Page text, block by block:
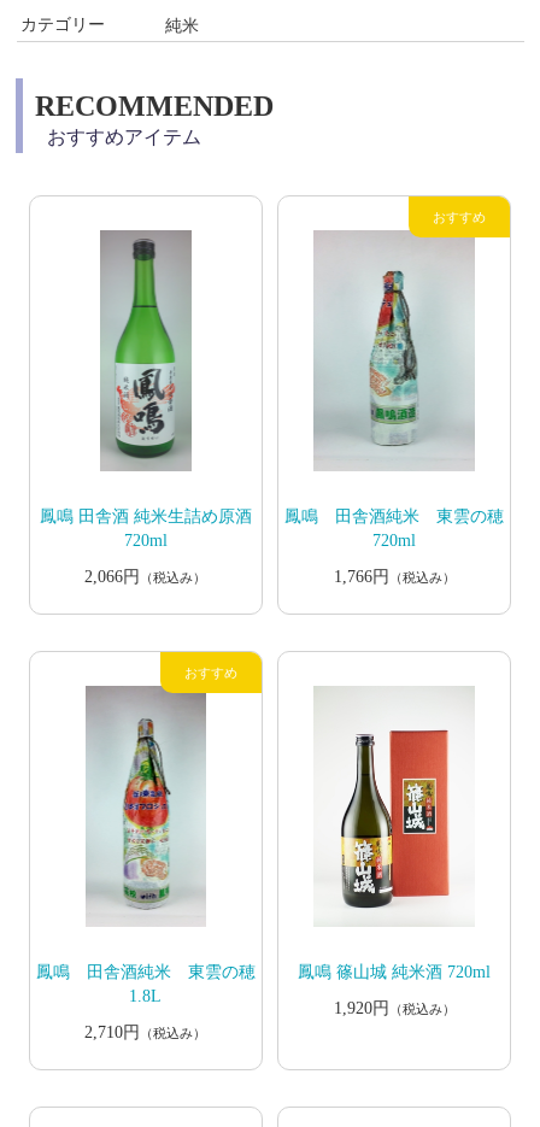
カテゴリー 純米
RECOMMENDED
おすすめアイテム
鳳鳴 田舎酒 純米生詰め原酒
720ml
2,066円
（税込み）
鳳鳴 田舎酒純米 東雲の穂
720ml
1,766円
（税込み）
鳳鳴 田舎酒純米 東雲の穂
1.8L
2,710円
（税込み）
鳳鳴 篠山城 純米酒 720ml
1,920円
（税込み）